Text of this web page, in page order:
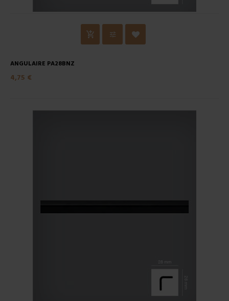
ANGULAIRE PA28BNZ
4,75 €